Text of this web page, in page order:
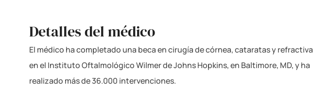
Detalles del médico
El médico ha completado una beca en cirugía de córnea, cataratas y refractiva
en el Instituto Oftalmológico Wilmer de Johns Hopkins, en Baltimore, MD, y ha
realizado más de 36.000 intervenciones.